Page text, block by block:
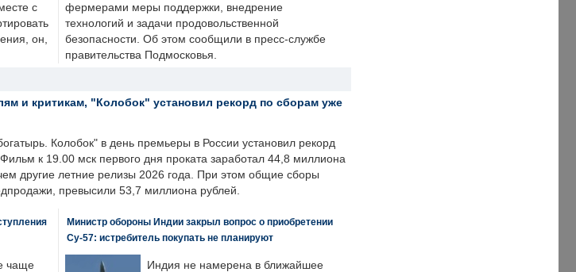
с
он,
фермерами меры поддержки, внедрение
технологий и задачи продовольственной
безопасности. Об этом сообщили в пресс-службе
правительства Подмосковья.
и критикам, "Колобок" установил рекорд по сборам уже
Колобок" в день премьеры в России установил рекорд
к 19.00 мск первого дня проката заработал 44,8 миллиона
другие летние релизы 2026 года. При этом общие сборы
превысили 53,7 миллиона рублей.
чаще
Министр обороны Индии закрыл вопрос о приобретении
Су-57: истребитель покупать не планируют
Индия не намерена в ближайшее